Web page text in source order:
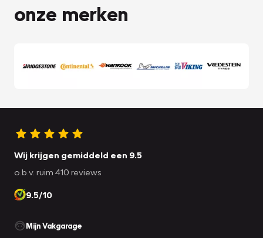
onze merken
Wij krijgen gemiddeld een 9.5
o.b.v. ruim 410 reviews
9.5/10
Mijn Vakgarage